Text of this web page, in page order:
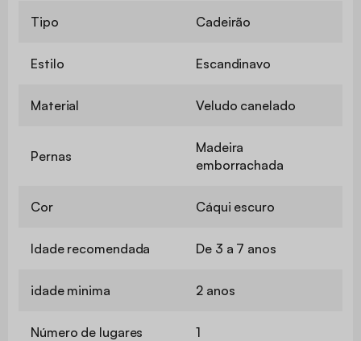
Tipo Cadeirão
Estilo Escandinavo
Material Veludo canelado
Pernas
Madeira
emborrachada
Cor Cáqui escuro
Idade recomendada De 3 a 7 anos
idade minima 2 anos
Número de lugares 1